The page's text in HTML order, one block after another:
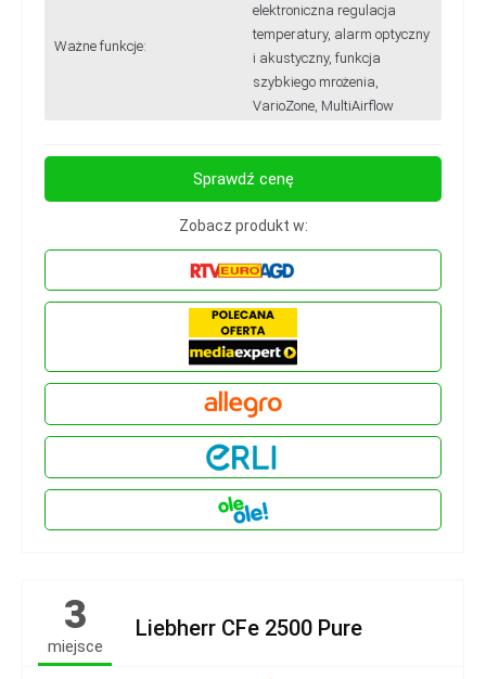
Ważne funkcje:
elektroniczna regulacja
temperatury, alarm optyczny
i akustyczny, funkcja
szybkiego mrożenia,
VarioZone, MultiAirflow
Sprawdź cenę
Zobacz produkt w:
3
miejsce
Liebherr CFe 2500 Pure